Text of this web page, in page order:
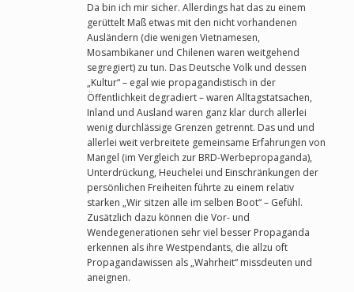
Da bin ich mir sicher. Allerdings hat das zu einem
gerüttelt Maß etwas mit den nicht vorhandenen
Ausländern (die wenigen Vietnamesen,
Mosambikaner und Chilenen waren weitgehend
segregiert) zu tun. Das Deutsche Volk und dessen
„Kultur“ – egal wie propagandistisch in der
Öffentlichkeit degradiert – waren Alltagstatsachen,
Inland und Ausland waren ganz klar durch allerlei
wenig durchlässige Grenzen getrennt. Das und und
allerlei weit verbreitete gemeinsame Erfahrungen von
Mangel (im Vergleich zur BRD-Werbepropaganda),
Unterdrückung, Heuchelei und Einschränkungen der
persönlichen Freiheiten führte zu einem relativ
starken „Wir sitzen alle im selben Boot“ – Gefühl.
Zusätzlich dazu können die Vor- und
Wendegenerationen sehr viel besser Propaganda
erkennen als ihre Westpendants, die allzu oft
Propagandawissen als „Wahrheit“ missdeuten und
aneignen.